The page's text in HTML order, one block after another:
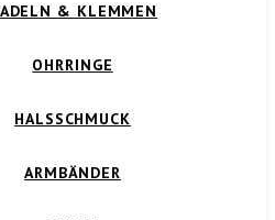
& KLEMMEN
OHRRINGE
HALSSCHMUCK
ARMBÄNDER